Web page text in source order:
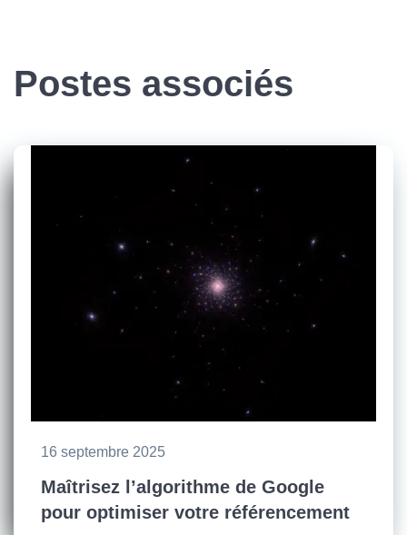
Postes associés
16 septembre 2025
Maîtrisez l’algorithme de Google
pour optimiser votre référencement